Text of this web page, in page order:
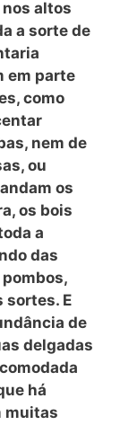
altos
a sorte de
em parte
como
nem de
ou
os
os bois
a
das
sortes. E
de
delgadas
há
muitas